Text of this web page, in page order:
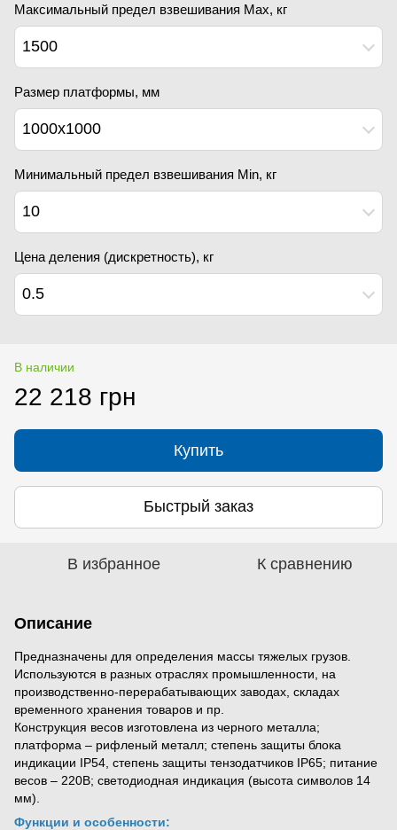
Максимальный предел взвешивания Мах, кг
1500
Размер платформы, мм
1000x1000
Минимальный предел взвешивания Min, кг
10
Цена деления (дискретность), кг
0.5
В наличии
22 218 грн
Купить
Быстрый заказ
В избранное К сравнению
Описание
Предназначены для определения массы тяжелых грузов.
Используются в разных отраслях промышленности, на
производственно-перерабатывающих заводах, складах
временного хранения товаров и пр.
Конструкция весов изготовлена ​​из черного металла;
платформа – рифленый металл; степень защиты блока
индикации IP54, степень защиты тензодатчиков IP65; питание
весов – 220В; светодиодная индикация (высота символов 14
мм).
Функции и особенности: